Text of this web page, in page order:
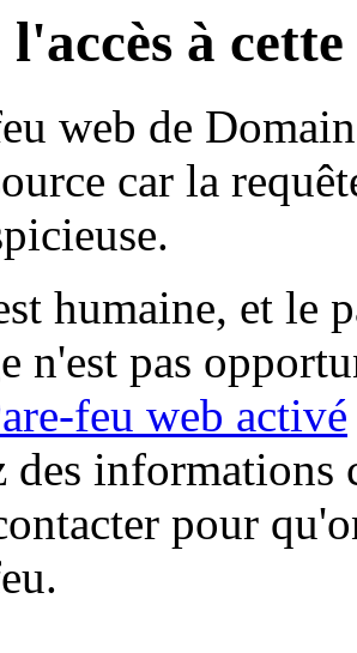
l'accès à
web de
car la
humaine, et le
n'est pas
feu web activé
des informations
pour